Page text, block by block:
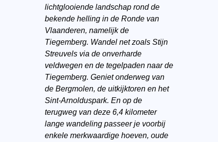
lichtglooiende landschap rond de
bekende helling in de Ronde van
Vlaanderen, namelijk de
Tiegemberg. Wandel net zoals Stijn
Streuvels via de onverharde
veldwegen en de tegelpaden naar de
Tiegemberg. Geniet onderweg van
de Bergmolen, de uitkijktoren en het
Sint-Arnolduspark. En op de
terugweg van deze 6,4 kilometer
lange wandeling passeer je voorbij
enkele merkwaardige hoeven, oude